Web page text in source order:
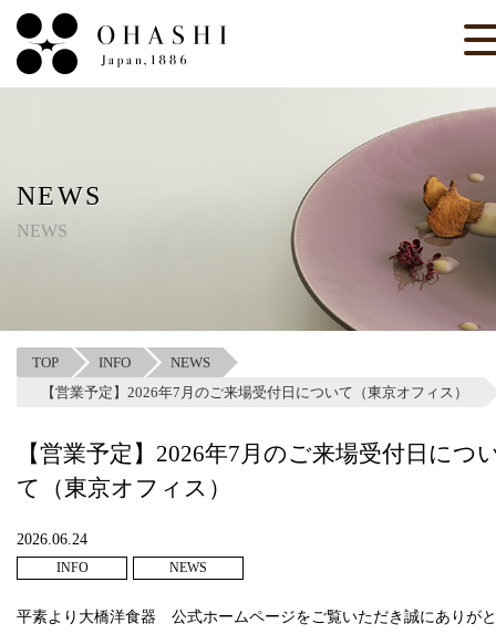
NEWS
NEWS
TOP INFO
NEWS
【営業予定】2026年7月のご来場受付日について（東京オフィス）
【営業予定】2026年7月のご来場受付日につ
て（東京オフィス）
2026.06.24
INFO NEWS
平素より大橋洋食器 公式ホームページをご覧いただき誠にありが